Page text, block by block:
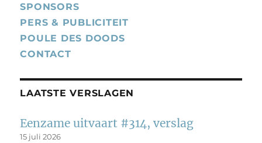
SPONSORS
PERS & PUBLICITEIT
POULE DES DOODS
CONTACT
LAATSTE VERSLAGEN
Eenzame uitvaart #314, verslag
15 juli 2026